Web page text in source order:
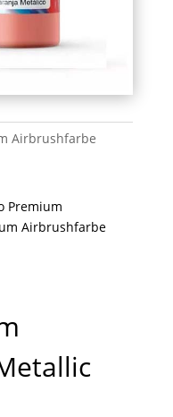
Airbrushfarbe
Premium
Airbrushfarbe